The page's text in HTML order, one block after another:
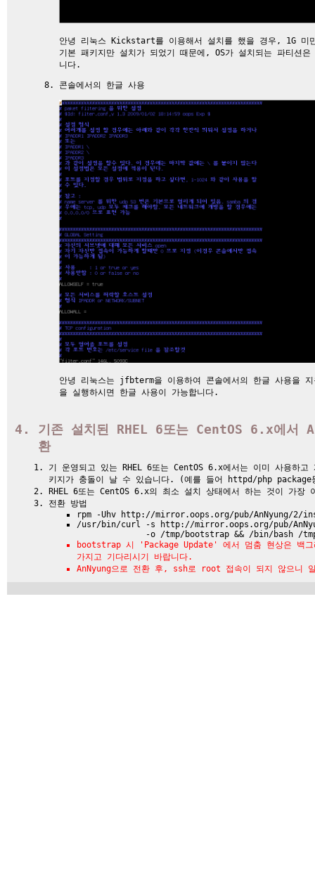
안녕 리눅스 Kickstart를 이용해서 설치를 했을 경우, 1G 미
기본 패키지만 설치가 되었기 때문에, OS가 설치되는 파티션
니다.
콘솔에서의 한글 사용
안녕 리눅스는 jfbterm을 이용하여 콘솔에서의 한글 사용을
을 실행하시면 한글 사용이 가능합니다.
기존 설치된 RHEL 6또는 CentOS 6.x에서
환
기 운영되고 있는 RHEL 6또는 CentOS 6.x에서는 이미 사용하고
키지가 충돌이 날 수 있습니다. (예를 들어 httpd/php
RHEL 6또는 CentOS 6.x의 최소 설치 상태에서 하는 것이 가장
전환 방법
rpm -Uhv http://mirror.oops.org/pub/AnNyung/2/
/usr/bin/curl -s http://mirror.oops.org/pub/
-o /tmp/bootstrap && /bin/bash /
bootstrap 시 'Package Update' 에서 멈춤 현상은 백그
가지고 기다리시기 바랍니다.
AnNyung으로 전환 후, ssh로 root 접속이 되지 않으니